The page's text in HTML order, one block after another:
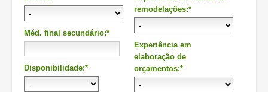
Méd. final secundário:*
Disponibilidade:*
remodelações:*
Experiência em
elaboração de
orçamentos:*